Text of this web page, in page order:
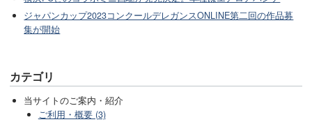
ジャパンカップ2023コンクールデレガンスONLINE第二回の作品募
集が開始
カテゴリ
当サイトのご案内・紹介
ご利用・概要 (3)